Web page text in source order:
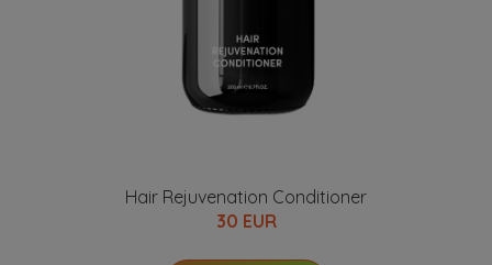
Hair Rejuvenation Conditioner
30 EUR